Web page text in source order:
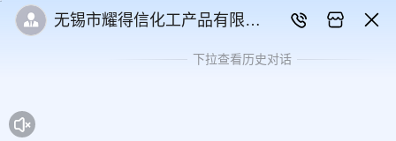
无锡市耀得信化工产品有限公
下拉查看历史对话